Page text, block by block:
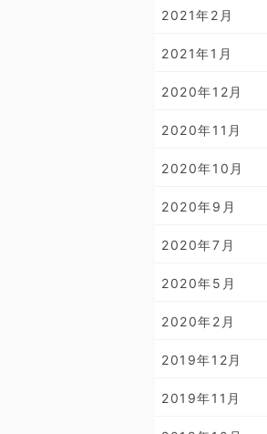
2021年2月
2021年1月
2020年12月
2020年11月
2020年10月
2020年9月
2020年7月
2020年5月
2020年2月
2019年12月
2019年11月